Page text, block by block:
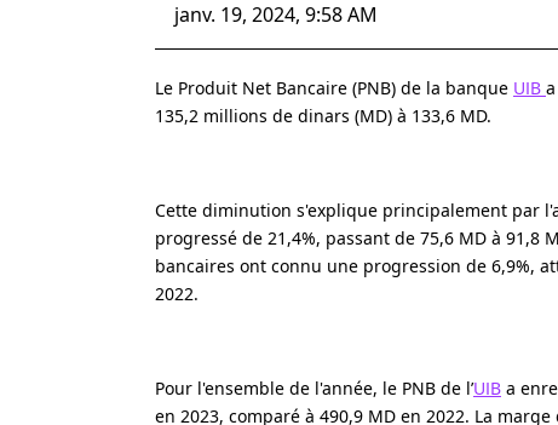
janv. 19, 2024, 9:58 AM
Le Produit Net Bancaire (PNB) de la banque UIB
135,2 millions de dinars (MD) à 133,6 MD.
Cette diminution s'explique principalement par
progressé de 21,4%, passant de 75,6 MD à
bancaires ont connu une progression de 6,9%,
2022.
Pour l'ensemble de l'année, le PNB de l’UIB a
en 2023, comparé à 490,9 MD en 2022. La